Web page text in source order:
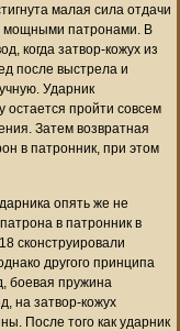
малая сила отдачи
мощными патронами. В
когда затвор-кожух из
после выстрела и
Ударник
остается пройти совсем
Затем возвратная
в патронник, при этом
опять же не
в патронник в
сконструировали
другого принципа
боевая пружина
на затвор-кожух
После того как ударник